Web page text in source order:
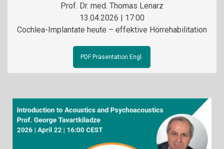
Prof. Dr. med. Thomas Lenarz
13.04.2026 | 17:00
Cochlea-Implantate heute – effektive Hörrehabilitation
PDF Präsentation Engl.